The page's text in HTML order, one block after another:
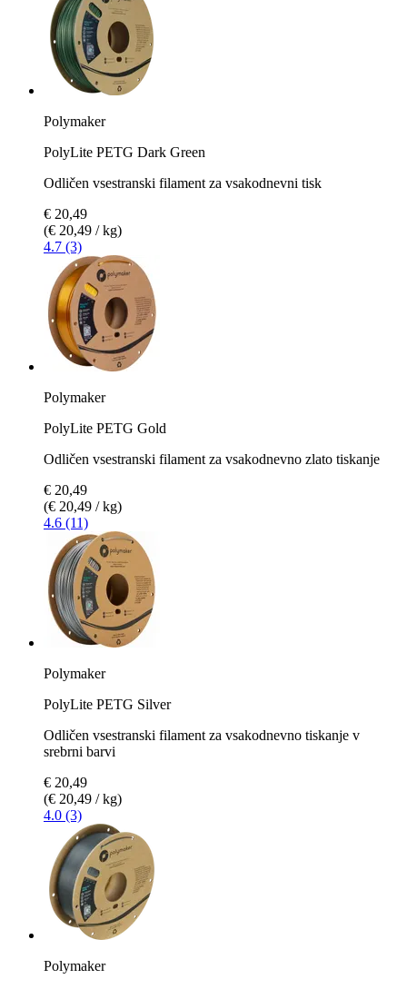
Polymaker
PolyLite PETG Dark Green
Odličen vsestranski filament za vsakodnevni tisk
€ 20,49
(€ 20,49 / kg)
4.7 (3)
Polymaker
PolyLite PETG Gold
Odličen vsestranski filament za vsakodnevno zlato tiskanje
€ 20,49
(€ 20,49 / kg)
4.6 (11)
Polymaker
PolyLite PETG Silver
Odličen vsestranski filament za vsakodnevno tiskanje v
srebrni barvi
€ 20,49
(€ 20,49 / kg)
4.0 (3)
Polymaker